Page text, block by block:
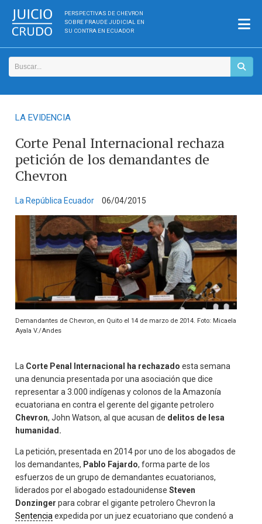
PERSPECTIVAS DE CHEVRON
SOBRE FRAUDE JUDICIAL EN
SU CONTRA EN ECUADOR
LA EVIDENCIA
Corte Penal Internacional rechaza
petición de los demandantes de
Chevron
La República Ecuador 06/04/2015
Demandantes de Chevron, en Quito el 14 de marzo de 2014. Foto: Micaela
Ayala V./Andes
La Corte Penal Internacional ha rechazado esta semana
una denuncia presentada por una asociación que dice
representar a 3.000 indígenas y colonos de la Amazonía
ecuatoriana en contra el gerente del gigante petrolero
Chevron, John Watson, al que acusan de delitos de lesa
humanidad.
La petición, presentada en 2014 por uno de los abogados de
los demandantes, Pablo Fajardo, forma parte de los
esfuerzos de un grupo de demandantes ecuatorianos,
liderados por el abogado estadounidenseSteven
Donzinger para cobrar el gigante petrolero Chevron la
Sentencia expedida por un juez ecuatoriano que condenó a